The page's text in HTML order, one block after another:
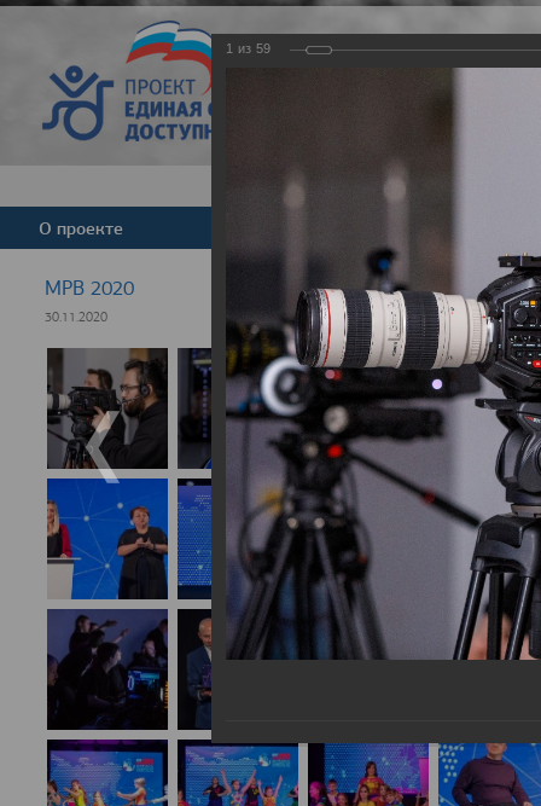
Версия для
О проекте
МРВ 2020
30.11.2020
1 из 59